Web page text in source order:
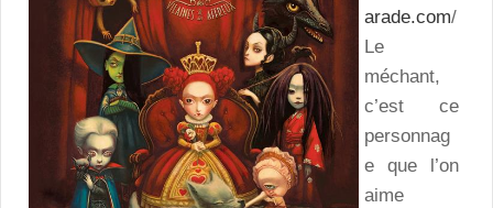
arade.com/
Le
méchant,
c’est ce
personnag
e que l’on
aime